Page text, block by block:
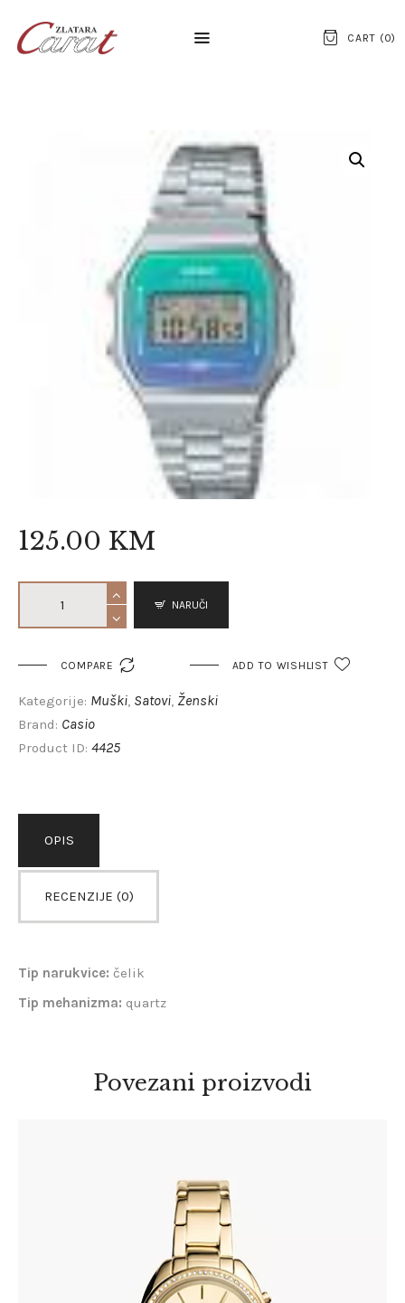
CART (0)
NASLOVNA
O NAMA
KONTAKT
SATOVI
SREBRNI NAKIT
ZLATNI NAKIT
125.00 KM
NARUČI
COMPARE  ADD TO WISHLIST
Kategorije: Muški Satovi Ženski
Brand: Casio
Product ID: 4425
OPIS
RECENZIJE (0)
Tip narukvice: čelik
Tip mehanizma: quartz
Povezani proizvodi